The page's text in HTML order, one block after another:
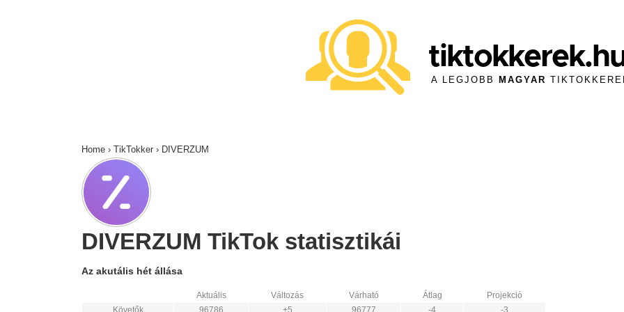
A LEGJOBB MAGYAR
Home › TikTokker › DIVERZUM
DIVERZUM TikTok statisztikái
Az akutális hét állása
Aktuális Változás Várható Átlag
Projekció
Követők
96786 +5 96777 -4 -3